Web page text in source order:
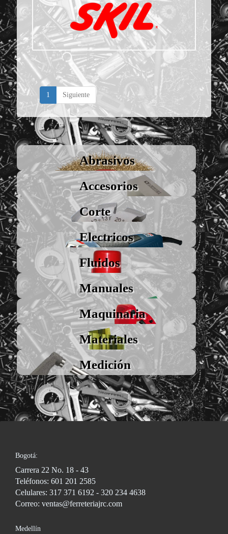
1 Siguiente
Abrasivos
Accesorios
Corte
Electricos
Fluidos
Manuales
Maquinaria
Materiales
Medición
Bogotá:
Carrera 22 No. 18 - 43
Teléfonos: 601 201 2585
Celulares: 317 371 6192 - 320 234 4638
Correo: ventas@ferreteriajrc.com
Medellín